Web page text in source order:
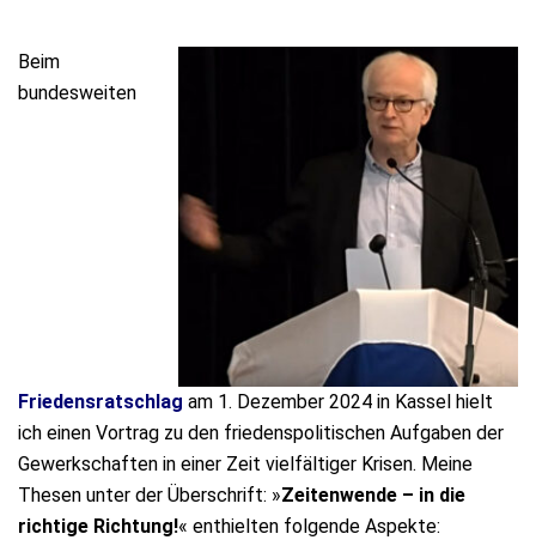
Beim
bundesweiten
Friedensratschlag am 1. Dezember 2024 in Kassel hielt
ich einen Vortrag zu den friedenspolitischen Aufgaben der
Gewerkschaften in einer Zeit vielfältiger Krisen. Meine
Thesen unter der Überschrift: »Zeitenwende – in die
richtige Richtung!« enthielten folgende Aspekte: